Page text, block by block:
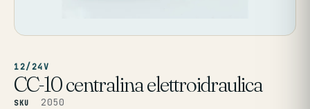
12/24V
CC-10 centralina elettroidraulica
SKU 2050